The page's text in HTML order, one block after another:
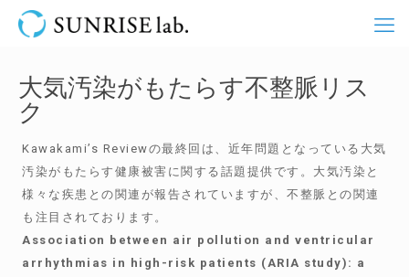
大気汚染がもたらす不整脈リス
ク
Kawakami’s Reviewの最終回は、近年問題となっている大気
汚染がもたらす健康被害に関する話題提供です。大気汚染と
様々な疾患との関連が報告されていますが、不整脈との関連
も注目されております。
Association between air pollution and ventricular
arrhythmias in high-risk patients (ARIA study): a